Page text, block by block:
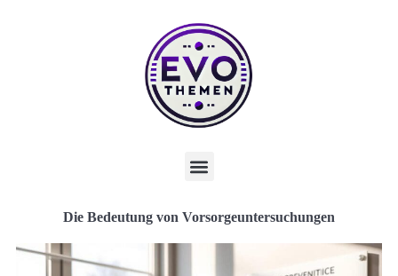
Die Bedeutung von Vorsorgeuntersuchungen